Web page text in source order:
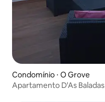
Condomínio ⋅ O Grove
Apartamento D'As Baladas